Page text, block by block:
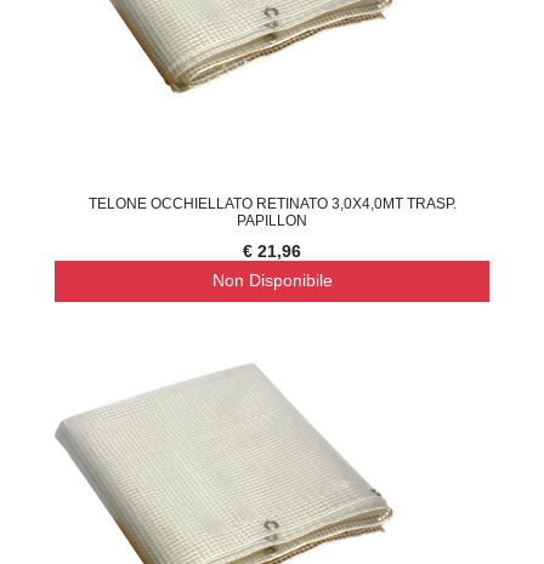
TELONE OCCHIELLATO RETINATO 3,0X4,0MT TRASP.
PAPILLON
€ 21,96
Non Disponibile